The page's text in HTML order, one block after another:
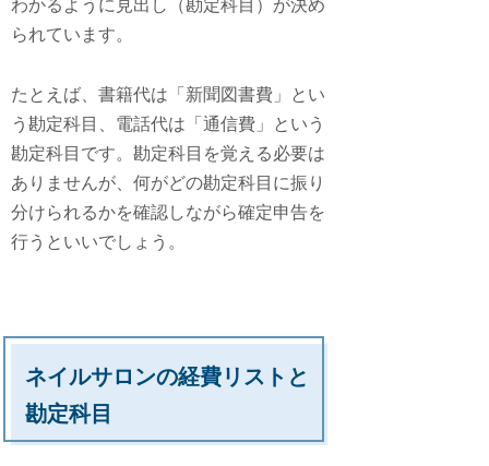
わかるように見出し（勘定科目）が決め
られています。
たとえば、書籍代は「新聞図書費」とい
う勘定科目、電話代は「通信費」という
勘定科目です。勘定科目を覚える必要は
ありませんが、何がどの勘定科目に振り
分けられるかを確認しながら確定申告を
行うといいでしょう。
ネイルサロンの経費リストと
勘定科目